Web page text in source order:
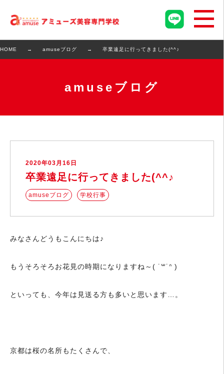
HOME amuseブログ 卒業遠足に行ってきました(^^♪
amuseブログ
2020年03月16日
卒業遠足に行ってきました(^^♪
amuseブログ 学校行事
みなさんどうもこんにちは♪
もうそろそろお花見の時期になりますね～( ˙꒳​˙ᐢ )
といっても、今年は見送る方も多いと思います…。
京都は桜の名所もたくさんで、